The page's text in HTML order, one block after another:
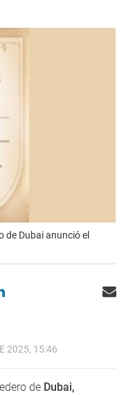
de Dubai anunció el
2025, 15:46
de Dubai,